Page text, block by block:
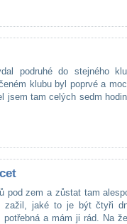
podruhé do stejného
klubu byl poprvé a
jsem tam celých sedm
pod zem a zůstat tam
zažil, jaké to je být čtyři
a mám ji rád. Na